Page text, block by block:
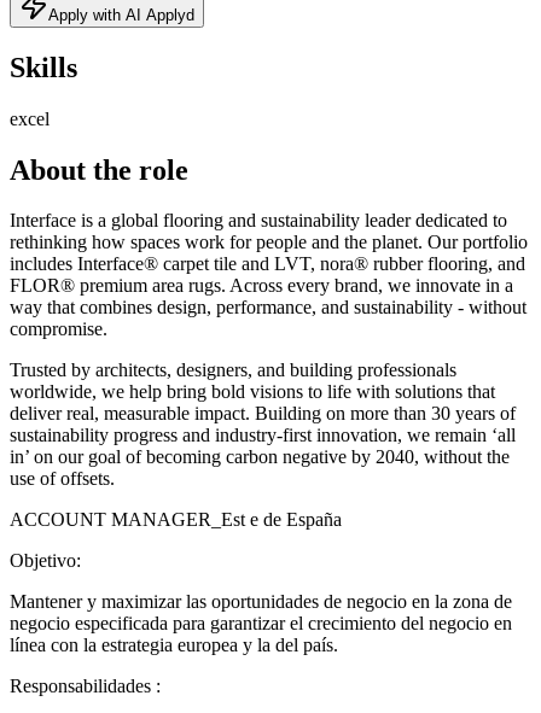
Apply with AI Applyd
Skills
excel
About the role
Interface is a global flooring and sustainability leader dedicated to
rethinking how spaces work for people and the planet. Our portfolio
includes Interface® carpet tile and LVT, nora® rubber flooring, and
FLOR® premium area rugs. Across every brand, we innovate in a
way that combines design, performance, and sustainability - without
compromise.
Trusted by architects, designers, and building professionals
worldwide, we help bring bold visions to life with solutions that
deliver real, measurable impact. Building on more than 30 years of
sustainability progress and industry‑first innovation, we remain ‘all
in’ on our goal of becoming carbon negative by 2040, without the
use of offsets.
ACCOUNT MANAGER_Est e de España
Objetivo:
Mantener y maximizar las oportunidades de negocio en la zona de
negocio especificada para garantizar el crecimiento del negocio en
línea con la estrategia europea y la del país.
Responsabilidades :